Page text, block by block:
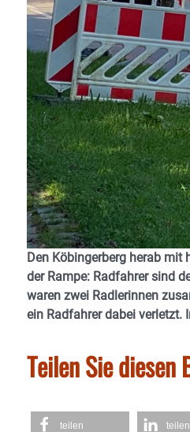
Den Köbingerberg herab mit
der Rampe: Radfahrer sind
waren zwei Radlerinnen
ein Radfahrer dabei verletzt.
Teilen Sie diesen
teilen teilen